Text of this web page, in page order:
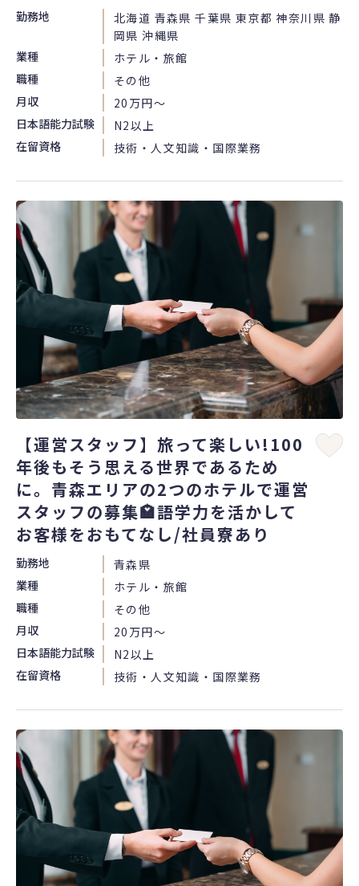
勤務地
北海道 青森県 千葉県 東京都 神奈川県 静
岡県 沖縄県
業種
ホテル・旅館
職種
その他
月収
20万円〜
日本語能力試験
N2以上
在留資格
技術・人文知識・国際業務
【運営スタッフ】旅って楽しい!100
年後もそう思える世界であるため
に。青森エリアの2つのホテルで運営
スタッフの募集🏩語学力を活かして
お客様をおもてなし/社員寮あり
勤務地
青森県
業種
ホテル・旅館
職種
その他
月収
20万円〜
日本語能力試験
N2以上
在留資格
技術・人文知識・国際業務